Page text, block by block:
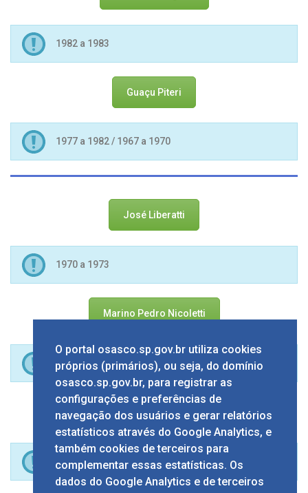
1982 a 1983
Guaçu Piteri
1977 a 1982 / 1967 a 1970
José Liberatti
1970 a 1973
Marino Pedro Nicoletti
1965 a 1966 / 1964 a 1965
Hirant Sanazar
1965 a 1965 / 1962 a 1964
O portal osasco.sp.gov.br utiliza cookies
próprios (primários), ou seja, do domínio
osasco.sp.gov.br, para registrar as
configurações e preferências de
navegação dos usuários e gerar relatórios
estatísticos através do Google Analytics, e
também cookies de terceiros para
complementar essas estatísticas. Os
dados do Google Analytics e de terceiros